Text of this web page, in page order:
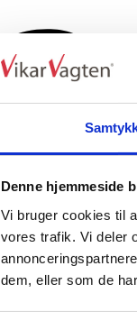
Denne hjemmeside
Vi bruger cookies til
vores trafik. Vi deler
dem, eller som de